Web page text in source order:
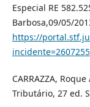
Especial RE
Barbosa,09/05/
https://
incidente=2607255
CARRAZZA,
Tributário, 27 ed.